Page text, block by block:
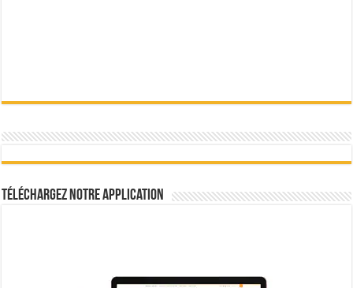
Téléchargez notre Application